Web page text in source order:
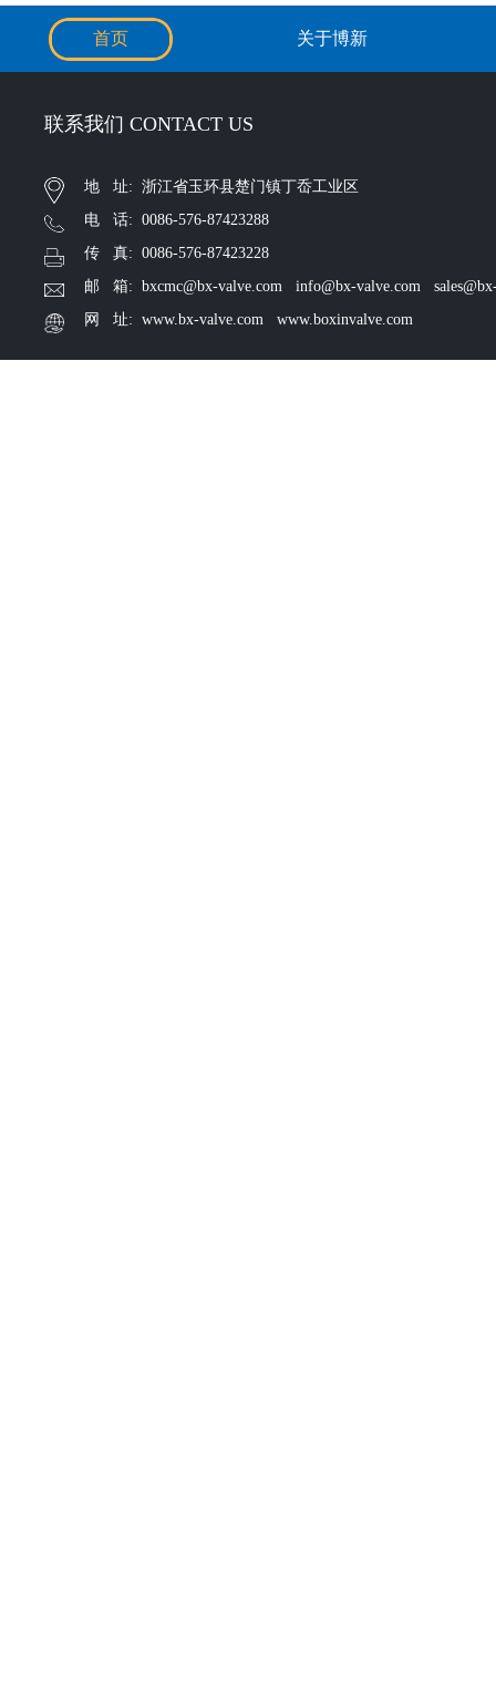
首页 关于博新
联系我们 CONTACT US
地 址: 浙江省玉环县楚门镇丁岙工业区
电 话: 0086-576-87423288
传 真: 0086-576-87423228
邮 箱: bxcmc@bx-valve.com info@bx-valve.com
网 址: www.bx-valve.com www.boxinvalve.com